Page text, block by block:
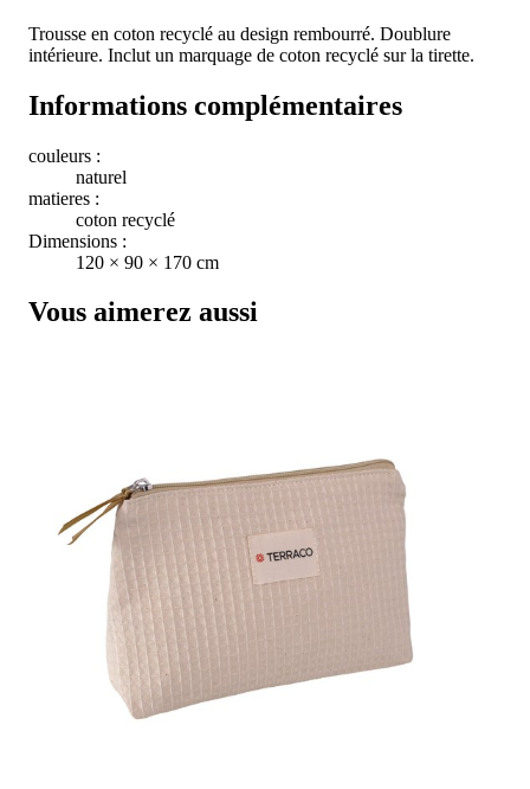
Trousse en coton recyclé au design rembourré. Doublure
intérieure. Inclut un marquage de coton recyclé sur la tirette.
Informations complémentaires
couleurs :
naturel
matieres :
coton recyclé
Dimensions :
120 × 90 × 170 cm
Vous aimerez aussi